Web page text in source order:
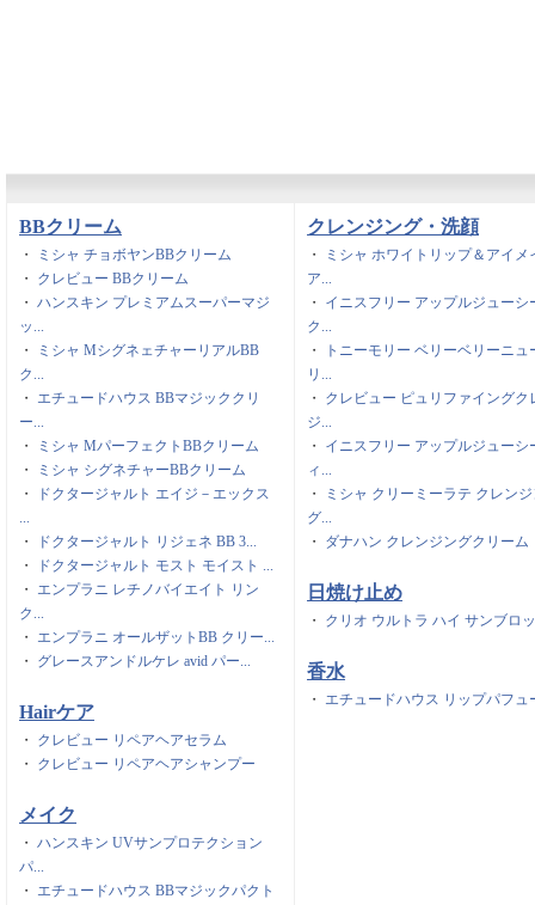
BBクリーム
・
ミシャ チョボヤンBBクリーム
・ クレビュー BBクリーム
・ ハンスキン プレミアムスーパーマジ
ッ...
・
ミシャ MシグネェチャーリアルBB
ク...
・ エチュードハウス BBマジッククリ
ー...
・
ミシャ MパーフェクトBBクリーム
・
ミシャ シグネチャーBBクリーム
・
ドクタージャルト エイジ－エックス
...
・
ドクタージャルト リジェネ BB 3...
・
ドクタージャルト モスト モイスト ...
・ エンプラニ レチノバイエイト リン
ク...
・ エンプラニ オールザットBB クリー...
・ グレースアンドルケレ avid パー...
Hairケア
・ クレビュー リペアヘアセラム
・ クレビュー リペアヘアシャンプー
メイク
・ ハンスキン UVサンプロテクション
パ...
・ エチュードハウス BBマジックパクト
クレンジング・洗顔
・
ミシャ ホワイトリップ＆アイメ
ア...
・ イニスフリー アップルジューシ
ク...
・
トニーモリー ベリーベリーニュ
リ...
・ クレビュー ピュリファイングク
ジ...
・ イニスフリー アップルジューシ
ィ...
・
ミシャ クリーミーラテ クレン
グ...
・ ダナハン クレンジングクリーム
日焼け止め
・ クリオ ウルトラ ハイ サンブロ
香水
・ エチュードハウス リップパフュ